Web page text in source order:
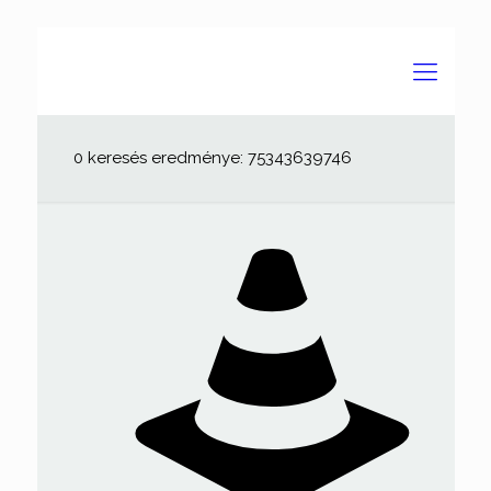
0 keresés eredménye: 75343639746